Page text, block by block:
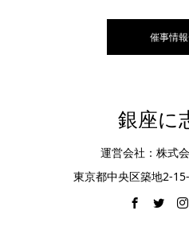
催事情
銀座に
運営会社：株式
東京都中央区築地2-